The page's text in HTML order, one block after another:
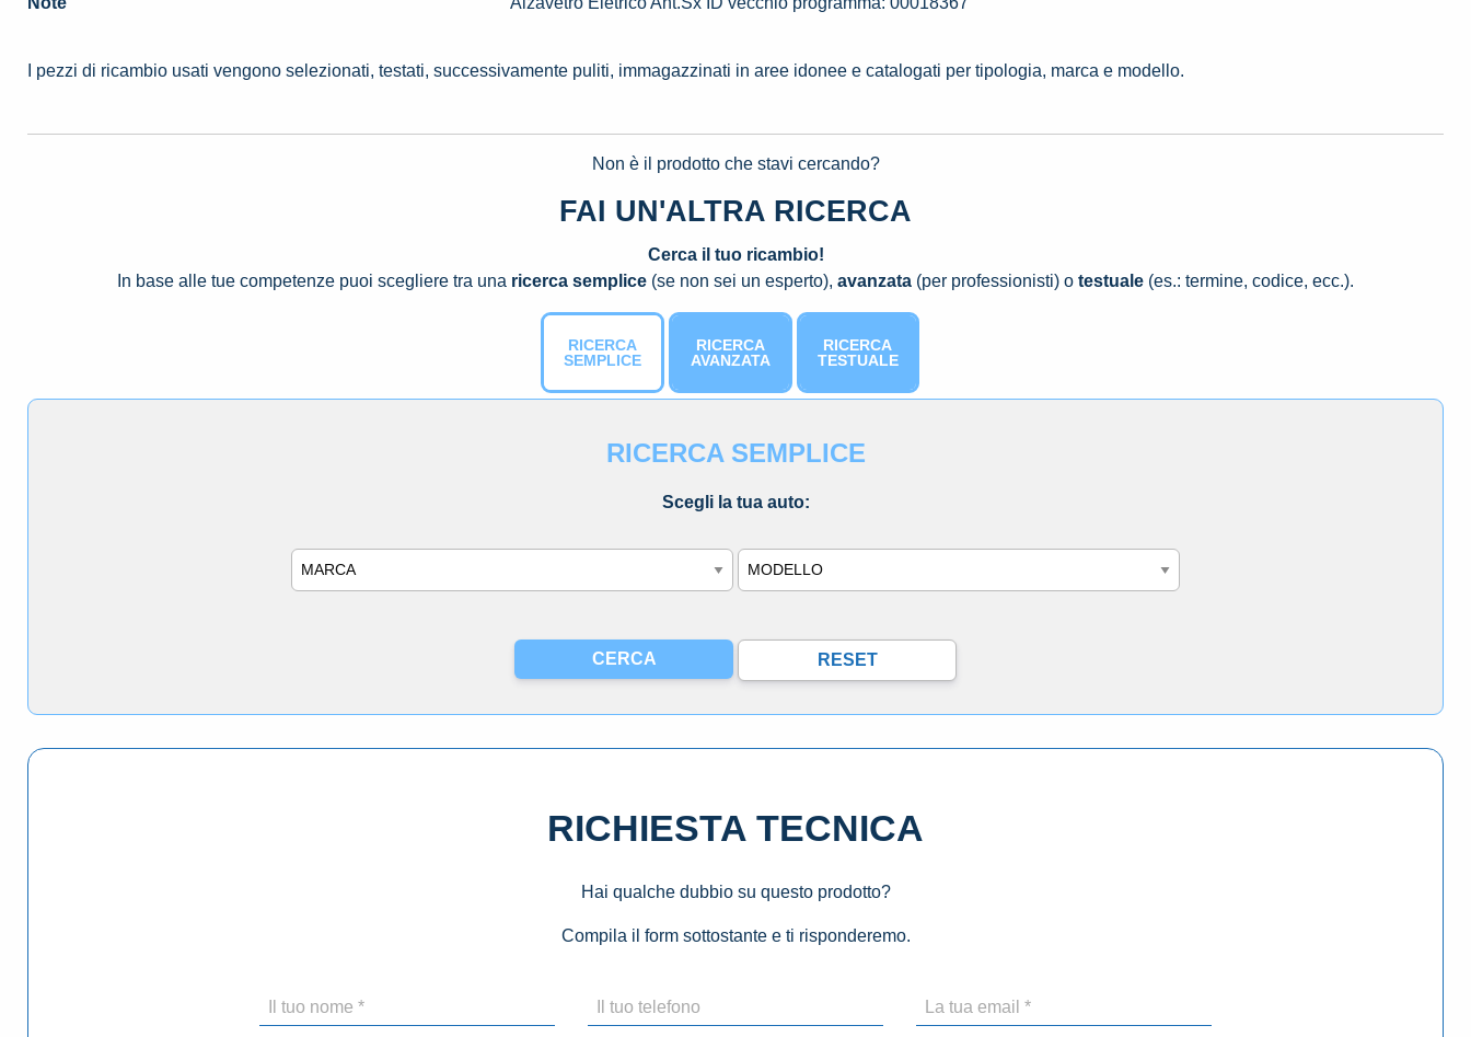
I pezzi di ricambio usati vengono selezionati, testati, successivamente puliti, immagazzinati in aree idonee e catalogati per tipologia, marca e modello.
Non è il prodotto che stavi cercando?
FAI UN'ALTRA RICERCA
Cerca il tuo ricambio!
In base alle tue competenze puoi scegliere tra una ricerca semplice (se non sei un esperto), avanzata (per professionisti) o testuale (es.: termine, codice, ecc.).
RICERCA
SEMPLICE
RICERCA
AVANZATA
RICERCA
TESTUALE
RICERCA SEMPLICE
Scegli la tua auto:
Marca Modello
RICHIESTA TECNICA
Hai qualche dubbio su questo prodotto?
Compila il form sottostante e ti risponderemo.